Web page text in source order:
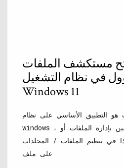
مستكشف الملفات
في نظام التشغيل
Windows 11
التطبيق الأساسي على نظام
windows ، والذي يسمح للمستخدمين بإدارة الملفات أو
في تنظيم الملفات / المجلدات
على ملف